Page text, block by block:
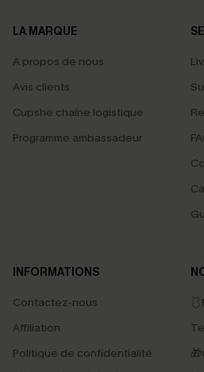
LA MARQUE
À propos de nous
Avis clients
Cupshe chaîne logistique
Programme ambassadeur
INFORMATIONS
Contactez-nous
Affiliation
Politique de confidentialité
PROFITEZ
marketing (y compris du contenu généré
pouvons utiliser les données collectées